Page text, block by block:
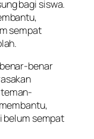
bagi siswa.
sempat
benar
belum sempat